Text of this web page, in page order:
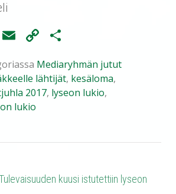
W
E
ail
C
y
Li
e
Mediaryhmän jutut
lähtijät, kesäloma,
2017, lyseon lukio,
lukio
kuusi istutettiin lyseon